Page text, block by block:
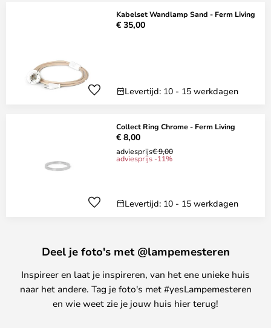
Kabelset Wandlamp Sand - Ferm Living
€ 35,00
Levertijd: 10 - 15 werkdagen
Collect Ring Chrome - Ferm Living
€ 8,00
adviesprijs€ 9,00
adviesprijs -11%
Levertijd: 10 - 15 werkdagen
Deel je foto's met @lampemesteren
Inspireer en laat je inspireren, van het ene unieke huis
naar het andere. Tag je foto's met #yesLampemesteren
en wie weet zie je jouw huis hier terug!